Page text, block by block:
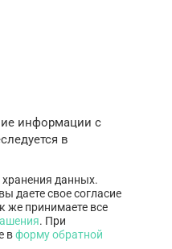
информации с
в
хранения данных.
даете свое согласие
же принимаете все
. При
вформу обратной